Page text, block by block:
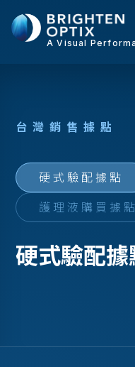
A Visual
台灣銷 售據點
硬式驗配據點
護理液購買據點
硬式驗配據